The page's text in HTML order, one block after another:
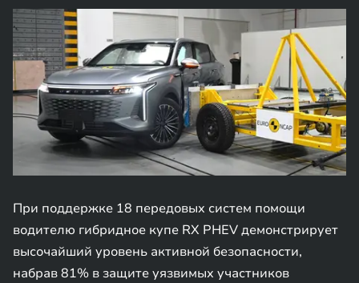
При поддержке 18 передовых систем помощи
водителю гибридное купе RX PHEV демонстрирует
высочайший уровень активной безопасности,
набрав 81% в защите уязвимых участников